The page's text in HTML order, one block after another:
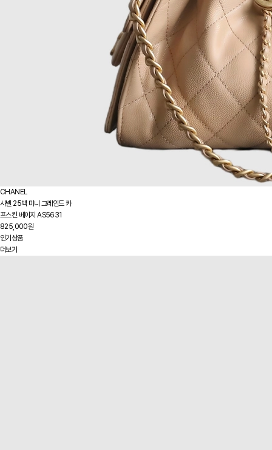
CHANEL
샤넬 25백 미니 그레인드 카
프스킨 베이지 AS5631
825,000원
인기상품
더보기